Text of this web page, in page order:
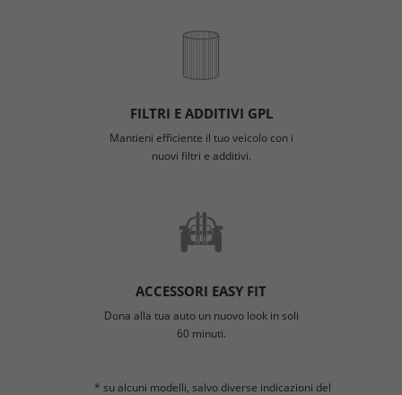
FILTRI E ADDITIVI GPL
Mantieni efficiente il tuo veicolo con i
nuovi filtri e additivi.
ACCESSORI EASY FIT
Dona alla tua auto un nuovo look in soli
60 minuti.
* su alcuni modelli, salvo diverse indicazioni del